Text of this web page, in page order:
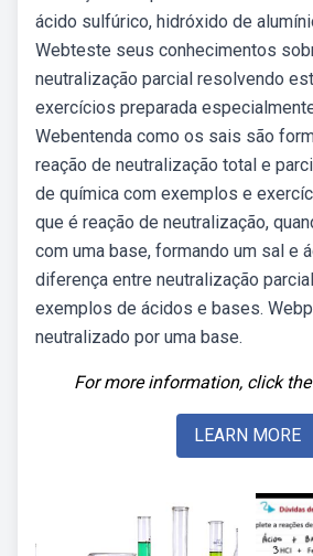
ácido sulfúrico, hidróxido de
Webteste seus conhecimentos
neutralização parcial resolvendo
exercícios preparada
Webentenda como os sais são
reação de neutralização total e
de química com exemplos e
que é reação de neutralização,
com uma base, formando um sal e
diferença entre neutralização
exemplos de ácidos e bases.
neutralizado por uma base.
For more information, click
LEARN MORE